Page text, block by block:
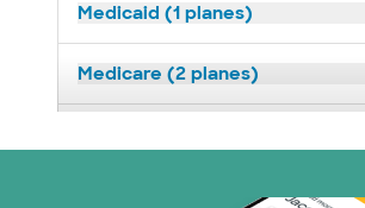
Medicaid (1 planes)
Medicare (2 planes)
Red PHCS (1 planes)